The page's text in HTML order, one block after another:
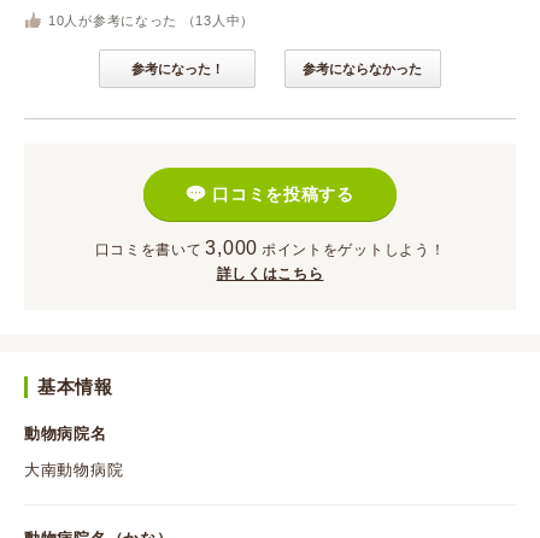
10 人が参考になった （ 13 人中）
参考になった！ 参考にならなかった
口コミを投稿する
口コミを書いて 3,000 ポイント をゲットしよう！
詳しくはこちら
基本情報
動物病院名
大南動物病院